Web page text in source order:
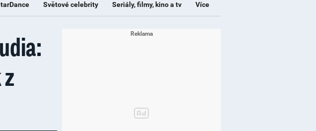
Světové celebrity Seriály, filmy, kino a tv Více